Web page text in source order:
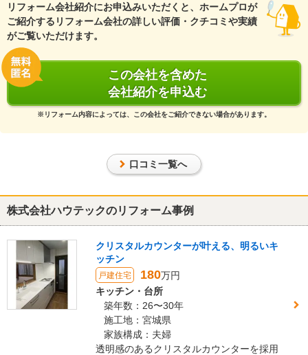
5
こちらのにわか知識に寄り添っていただきいつもわかりやすい説明
といろいろ提案
してくださリ有難うございました。この縁をきっかけに浴室のリフ
ォームの話も進んでおり楽しみにしております。
今回の施工に携わっていただいた職人さん達もとても感じのいい
方達でその点からも貴社にお願いしてとても良かったです。有難う
この会社に決めた理由
・担当者（社長）の知識の広さと解りやすい説明また気さくで話し
リフォーム会社からの返答
数ある会社の中から弊社をお選びいただき、誠にありがとうござい
ました。お客様からいただいた温かいお言葉は、私たちにとって何
よりの原動力となります。
何でも遠慮なくご相談いただける雰囲気づくりや、専門用語を使わ
ないわかりやすい説明は常に心がけておりますので、そう言ってい
ただき安心いたしました。現場の職人たちへのお褒めの言葉も、本
人たちの大きな励みになります。
初回のトイレリフォームをきっかけに、追加で浴室リフォームのお
リフォーム会社紹介にお申込みいただくと、ホームプロが
ご紹介するリフォーム会社の詳しい評価・クチコミや実績
がご覧いただけます。
この会社を含めた
会社紹介を申込む
※リフォーム内容によっては、この会社をご紹介できない場合があります。
口コミ一覧へ
株式会社ハウテックのリフォーム事例
クリスタルカウンターが叶える、明るいキ
ッチン
戸建住宅 180万円
キッチン・台所
築年数：26〜30年
施工地：宮城県
家族構成：夫婦
透明感のあるクリスタルカウンターを採用